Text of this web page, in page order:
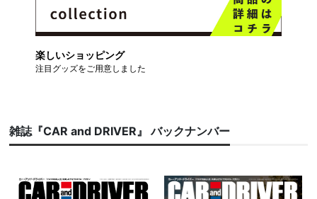
楽しいショッピング
注目グッズをご用意しました
雑誌『CAR and DRIVER』 バックナンバー